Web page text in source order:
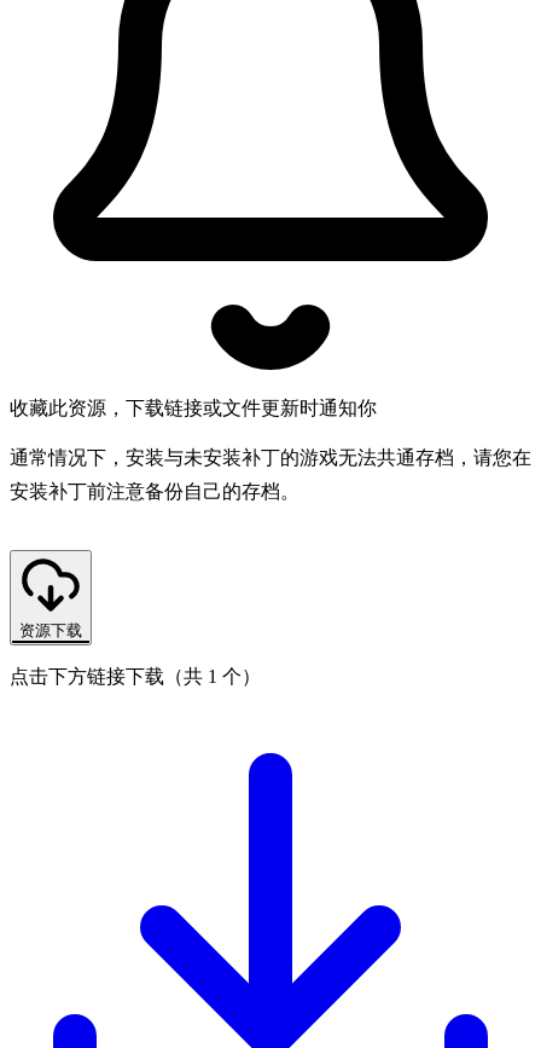
收藏此资源，下载链接或文件更新时通知你
通常情况下，安装与未安装补丁的游戏无法共通存档，请您在
安装补丁前注意备份自己的存档。
资源下载
点击下方链接下载（共 1 个）